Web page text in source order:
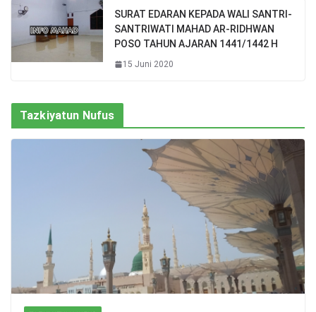
SURAT EDARAN KEPADA WALI SANTRI-
SANTRIWATI MAHAD AR-RIDHWAN
POSO TAHUN AJARAN 1441/1442 H
15 Juni 2020
Tazkiyatun Nufus